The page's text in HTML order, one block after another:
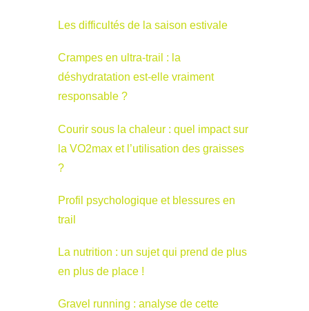
Les difficultés de la saison estivale
Crampes en ultra-trail : la
déshydratation est-elle vraiment
responsable ?
Courir sous la chaleur : quel impact sur
la VO2max et l’utilisation des graisses
?
Profil psychologique et blessures en
trail
La nutrition : un sujet qui prend de plus
en plus de place !
Gravel running : analyse de cette